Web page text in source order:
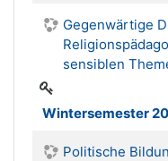
Gegenwärtige
sensiblen
Wintersemester
Politische